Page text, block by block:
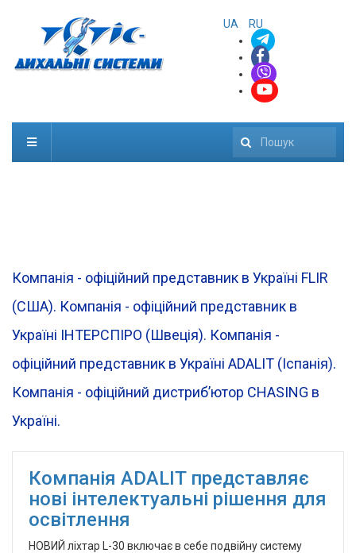
UA RU
Пошук
Компанія - офіційний представник в Україні FLIR
(CША). Компанія - офіційний представник в
Україні ІНТЕРСПІРО (Швеція). Компанія -
офіційний представник в Україні ADALIT (Іспанія).
Компанія - офіційний дистрибʼютор CHASING в
Україні.
Компанія ADALIT представляє
нові інтелектуальні рішення для
освітлення
НОВИЙ ліхтар L-30 включає в себе подвійну систему